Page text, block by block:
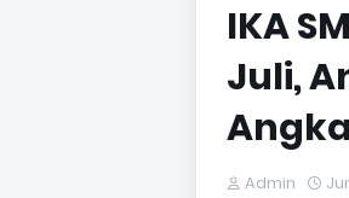
IKA
Juli,
Admin